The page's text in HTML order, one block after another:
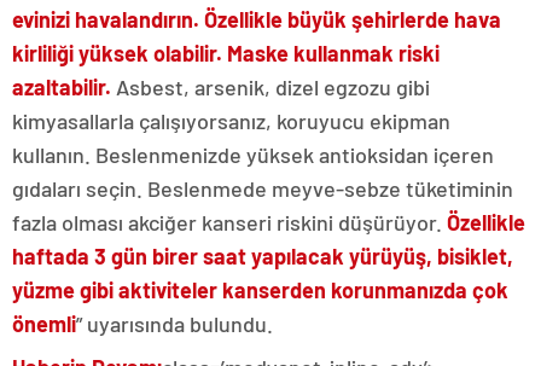
evinizi havalandırın. Özellikle büyük şehirlerde hava
kirliliği yüksek olabilir. Maske kullanmak riski
azaltabilir. Asbest, arsenik, dizel egzozu gibi
kimyasallarla çalışıyorsanız, koruyucu ekipman
kullanın. Beslenmenizde yüksek antioksidan içeren
gıdaları seçin. Beslenmede meyve-sebze tüketiminin
fazla olması akciğer kanseri riskini düşürüyor. Özellikle
haftada 3 gün birer saat yapılacak yürüyüş, bisiklet,
yüzme gibi aktiviteler kanserden korunmanızda çok
önemli” uyarısında bulundu.